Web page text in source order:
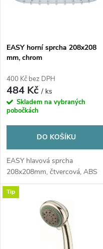
n
p
r
o
d
u
k
t
s
p
r
o
d
u
k
EASY horní sprcha 208x208
mm, chrom
400 Kč bez DPH
484 Kč/ ks
Skladem na vybraných
pobočkách
DO KOŠÍKU
EASY hlavová sprcha
208x208mm, čtvercová, ABS
Tip